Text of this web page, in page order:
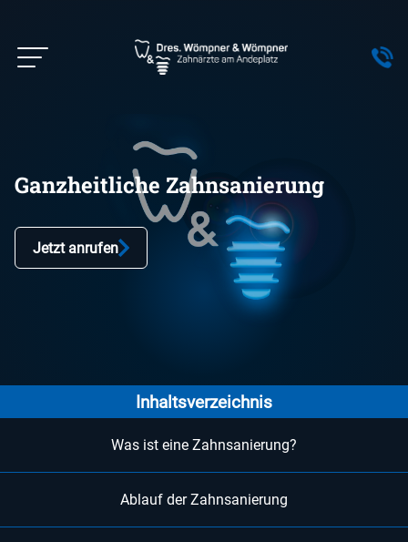
Ganzheitliche Zahnsanierung
Jetzt anrufen
Inhaltsverzeichnis
Was ist eine Zahnsanierung?
Ablauf der Zahnsanierung